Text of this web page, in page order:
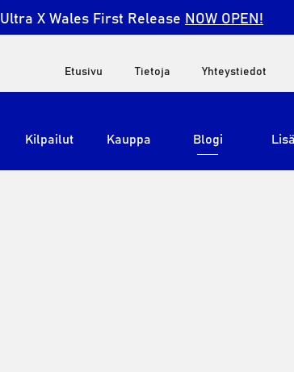
Ultra X Wales First Release NOW OPEN!
Etusivu Tietoja Yhteystiedot
Kilpailut
Näytä kaikki
Kauppa Blogi